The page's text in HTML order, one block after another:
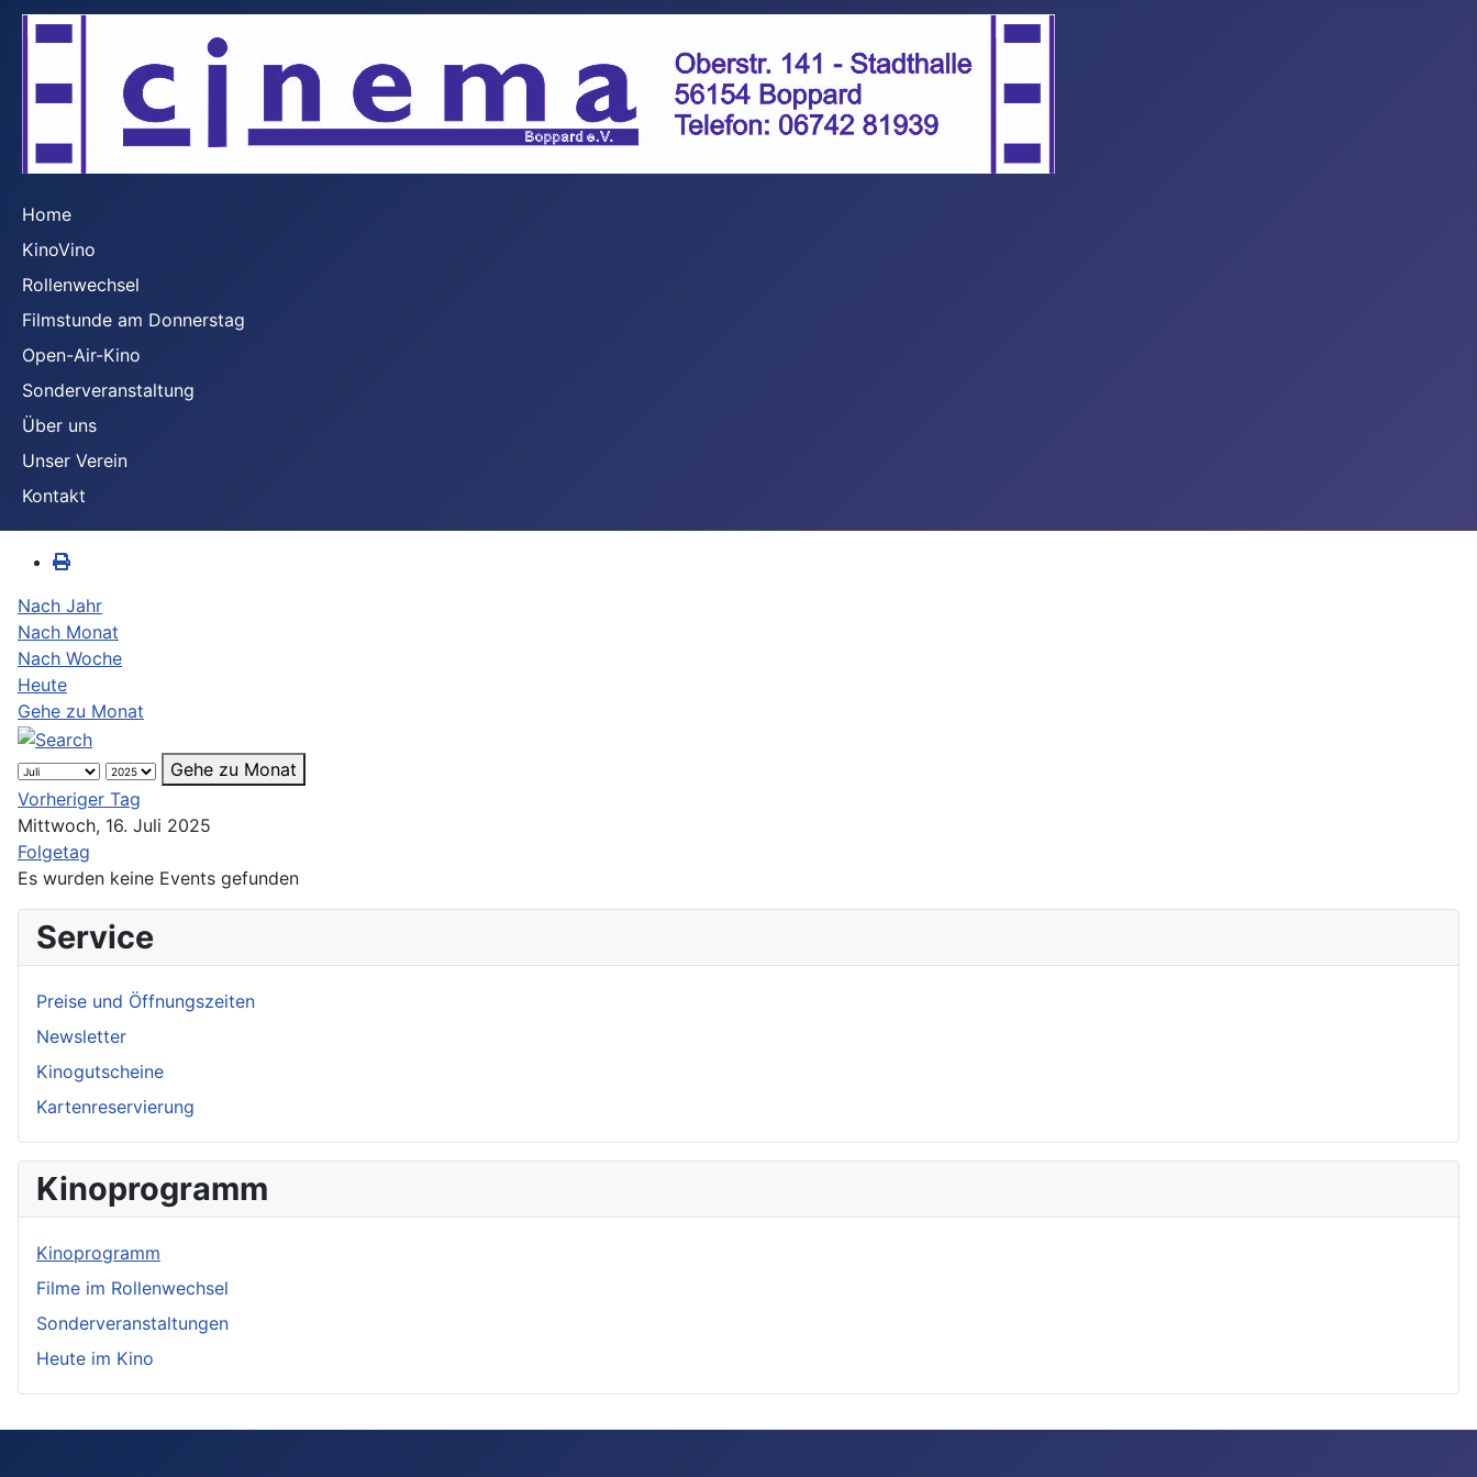
Home
KinoVino
Rollenwechsel
Filmstunde am Donnerstag
Open-Air-Kino
Sonderveranstaltung
Über uns
Unser Verein
Kontakt
Nach Jahr
Nach Monat
Nach Woche
Heute
Gehe zu Monat
Gehe zu Monat
Vorheriger Tag
Mittwoch, 16. Juli 2025
Folgetag
Es wurden keine Events gefunden
Service
Preise und Öffnungszeiten
Newsletter
Kinogutscheine
Kartenreservierung
Kinoprogramm
Kinoprogramm
Filme im Rollenwechsel
Sonderveranstaltungen
Heute im Kino